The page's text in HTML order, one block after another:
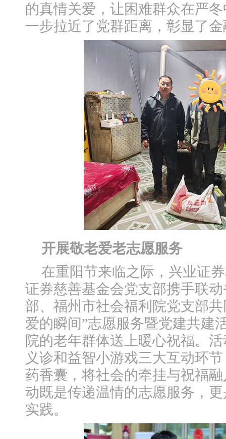
的真情关爱，让困难群众在严
一步拉近了党群距离，彰显了
开展敬老爱老志愿服务
在重阳节来临之际，兴业证
证券慈善基金会党支部携手联
部、福州市社会福利院党支部
爱的瞬间”志愿服务暨党建共建
院的老年群体送上暖心祝福。
义诊和益智小游戏三大互动环
药香囊，将社会的牵挂与祝福
动既是传递温情的志愿服务，
实践。